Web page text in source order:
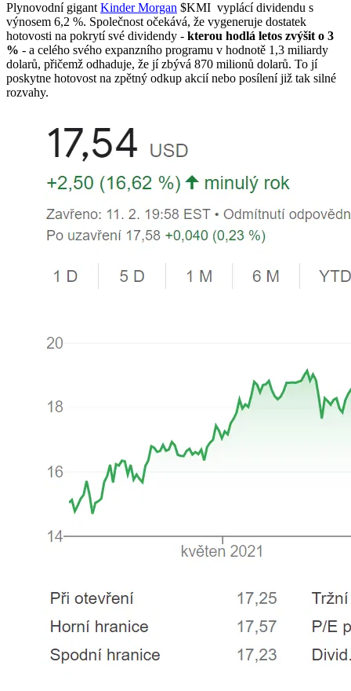
Plynovodní gigant Kinder Morgan $KMI vyplácí dividendu s
výnosem 6,2 %. Společnost očekává, že vygeneruje dostatek
hotovosti na pokrytí své dividendy - kterou hodlá letos zvýšit o 3
% - a celého svého expanzního programu v hodnotě 1,3 miliardy
dolarů, přičemž odhaduje, že jí zbývá 870 milionů dolarů. To jí
poskytne hotovost na zpětný odkup akcií nebo posílení již tak silné
rozvahy.